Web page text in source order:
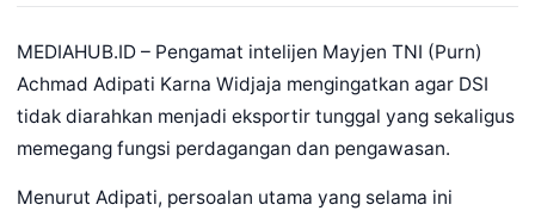
MEDIAHUB.ID – Pengamat intelijen Mayjen TNI (Purn)
Achmad Adipati Karna Widjaja mengingatkan agar DSI
tidak diarahkan menjadi eksportir tunggal yang sekaligus
memegang fungsi perdagangan dan pengawasan.
Menurut Adipati, persoalan utama yang selama ini